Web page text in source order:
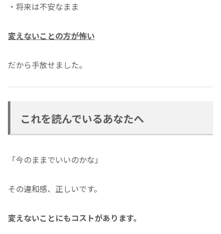
・将来は不安なまま
変えないことの方が怖い
だから手放せました。
これを読んでいるあなたへ
「今のままでいいのかな」
その違和感、正しいです。
変えないことにもコストがあります。